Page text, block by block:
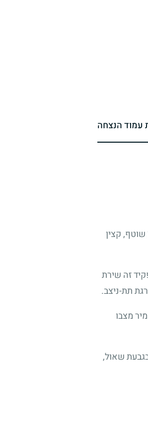
עמוד הנצחה
עד שנת 1967 שירת כקצין ביטחון שוטף, קצין
מג"ב דרום, ובתפקיד זה שירת
מצבו
שאול,